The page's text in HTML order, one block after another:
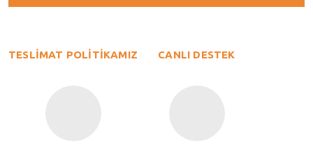
TESLİMAT POLİTİKAMIZ CANLI DESTEK